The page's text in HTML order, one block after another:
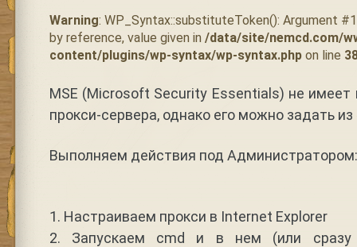
Warning: WP_Syntax::substituteToken(): Argument
by reference, value given in /data/site/nemcd.com/
content/plugins/wp-syntax/wp-syntax.phpon line
MSE (Microsoft Security Essentials) не имеет
прокси-сервера, однако его можно задать из
Выполняем действия под Администратором:
1. Настраиваем прокси в Internet Explorer
2. Запускаем cmd и в нем (или сразу